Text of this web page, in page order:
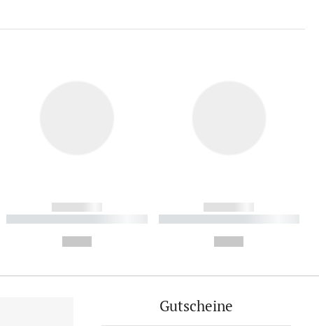
------------
----------- ----------- ----------
------------
----------- ----------- ----------
Gutscheine